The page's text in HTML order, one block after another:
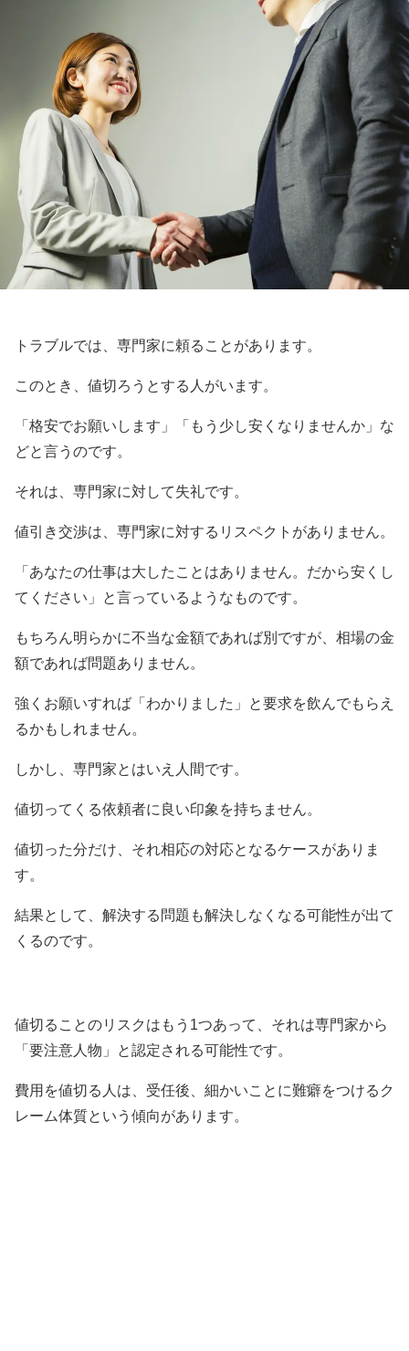
トラブルでは、専門家に頼ることがあります。
このとき、値切ろうとする人がいます。
「格安でお願いします」「もう少し安くなりませんか」な
どと言うのです。
それは、専門家に対して失礼です。
値引き交渉は、専門家に対するリスペクトがありません。
「あなたの仕事は大したことはありません。だから安くし
てください」と言っているようなものです。
もちろん明らかに不当な金額であれば別ですが、相場の金
額であれば問題ありません。
強くお願いすれば「わかりました」と要求を飲んでもらえ
るかもしれません。
しかし、専門家とはいえ人間です。
値切ってくる依頼者に良い印象を持ちません。
値切った分だけ、それ相応の対応となるケースがありま
す。
結果として、解決する問題も解決しなくなる可能性が出て
くるのです。
値切ることのリスクはもう1つあって、それは専門家から
「要注意人物」と認定される可能性です。
費用を値切る人は、受任後、細かいことに難癖をつけるク
レーム体質という傾向があります。